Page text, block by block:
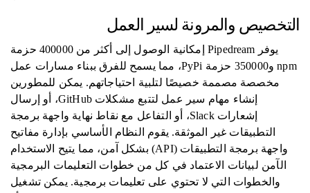
التخصيص والمرونة لسير العمل
يوفر Pipedream إمكانية الوصول إلى أكثر من 400000 حزمة
npm و350000 حزمة PyPi، مما يسمح للفرق ببناء مسارات عمل
مخصصة مصممة خصيصًا لتلبية احتياجاتهم. يمكن للمطورين
إنشاء مهام سير عمل لتتبع مشكلات GitHub، أو إرسال
إشعارات Slack، أو التفاعل مع نقاط نهاية واجهة برمجة
التطبيقات غير الموثقة. يقوم النظام الأساسي بإدارة مفاتيح
واجهة برمجة التطبيقات (API) بشكل آمن، مما يتيح الاستخدام
الآمن لبيانات الاعتماد في كل من خطوات التعليمات البرمجية
والخطوات التي لا تحتوي على تعليمات برمجية. يمكن تشغيل